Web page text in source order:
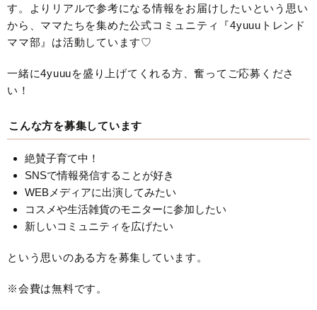
す。よりリアルで参考になる情報をお届けしたいという思い
から、ママたちを集めた公式コミュニティ『4yuuuトレンド
ママ部』は活動しています♡
一緒に4yuuuを盛り上げてくれる方、奮ってご応募くださ
い！
こんな方を募集しています
絶賛子育て中！
SNSで情報発信することが好き
WEBメディアに出演してみたい
コスメや生活雑貨のモニターに参加したい
新しいコミュニティを広げたい
という思いのある方を募集しています。
※会費は無料です。